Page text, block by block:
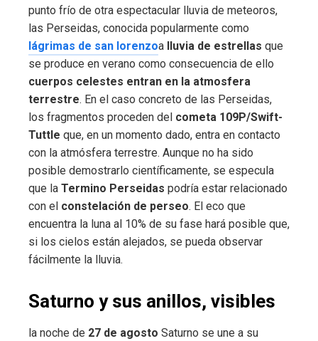
punto frío de otra espectacular lluvia de meteoros,
las Perseidas, conocida popularmente como
lágrimas de san lorenzoa lluvia de estrellas que
se produce en verano como consecuencia de ello
cuerpos celestes entran en la atmosfera
terrestre. En el caso concreto de las Perseidas,
los fragmentos proceden del cometa 109P/Swift-
Tuttle que, en un momento dado, entra en contacto
con la atmósfera terrestre. Aunque no ha sido
posible demostrarlo científicamente, se especula
que la Termino Perseidas podría estar relacionado
con el constelación de perseo. El eco que
encuentra la luna al 10% de su fase hará posible que,
si los cielos están alejados, se pueda observar
fácilmente la lluvia.
Saturno y sus anillos, visibles
la noche de 27 de agosto Saturno se une a su